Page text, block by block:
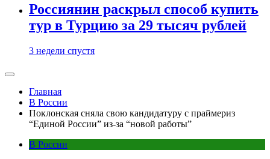
Россиянин раскрыл способ купить
тур в Турцию за 29 тысяч рублей
3 недели спустя
Главная
В России
Поклонская сняла свою кандидатуру с праймериз
“Единой России” из-за “новой работы”
В России